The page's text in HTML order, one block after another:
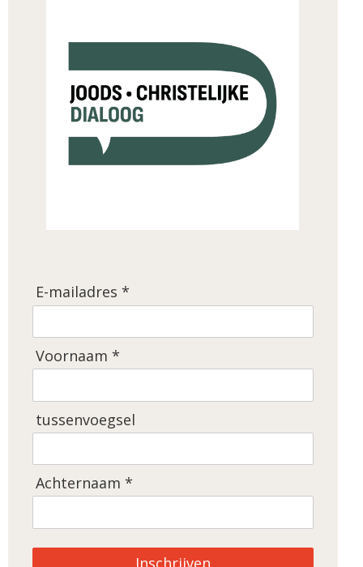
E-mailadres *
Voornaam *
tussenvoegsel
Achternaam *